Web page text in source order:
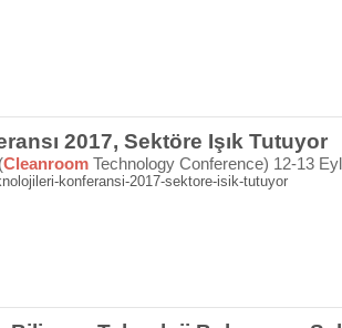
2017, Sektöre Işık Tutuyor
Cleanroom Technology Conference) 12-13
konferansi-2017-sektore-isik-tutuyor